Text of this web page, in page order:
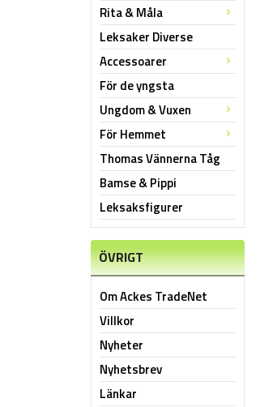
Rita & Måla
Leksaker Diverse
Accessoarer
För de yngsta
Ungdom & Vuxen
För Hemmet
Thomas Vännerna Tåg
Bamse & Pippi
Leksaksfigurer
ÖVRIGT
Om Ackes TradeNet
Villkor
Nyheter
Nyhetsbrev
Länkar